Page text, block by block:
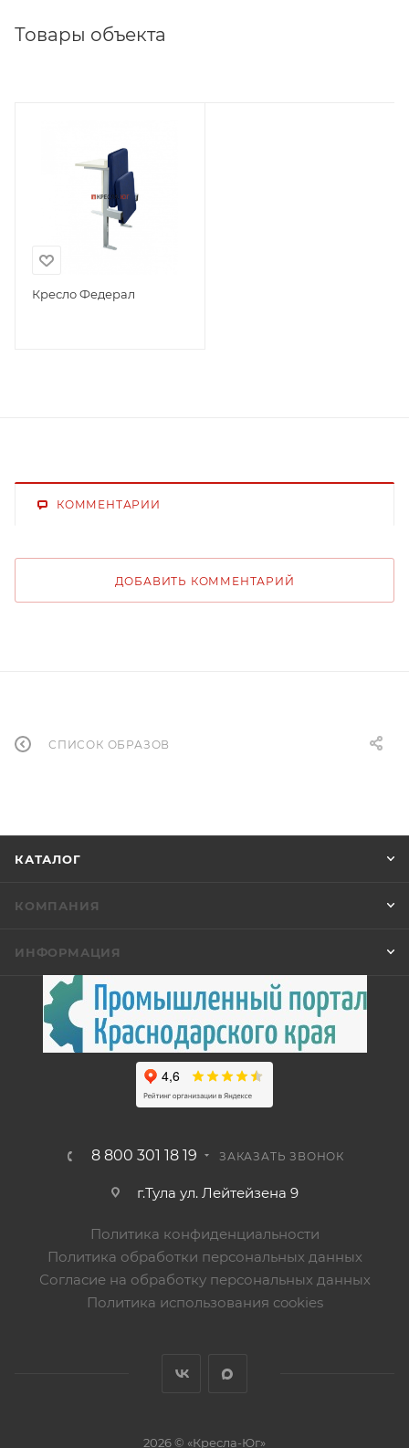
Товары объекта
Кресло Федерал
КОММЕНТАРИИ
ДОБАВИТЬ КОММЕНТАРИЙ
СПИСОК ОБРАЗОВ
КАТАЛОГ
КОМПАНИЯ
ИНФОРМАЦИЯ
8 800 301 18 19 ЗАКАЗАТЬ ЗВОНОК
г.Тула ул. Лейтейзена 9
Политика конфиденциальности
Политика обработки персональных данных
Согласие на обработку персональных данных
Политика использования cookies
2026 © «Кресла-Юг»